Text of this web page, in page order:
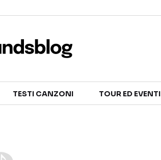
TALENT SHOW
TESTI CANZONI TOUR ED EVENTI